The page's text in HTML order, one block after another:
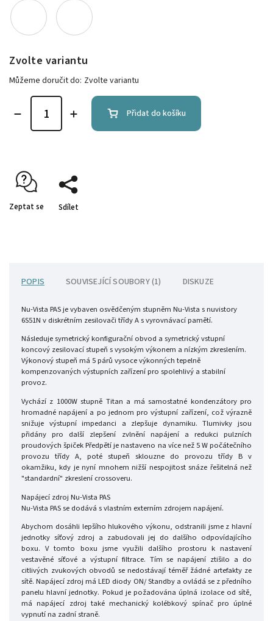
Zvolte variantu
Můžeme doručit do: Zvolte variantu
Přidat do košíku
Zeptat se Sdílet
POPIS SOUVISEJÍCÍ SOUBORY (1) DISKUZE
Nu-Vista PAS je vybaven osvědčeným stupněm Nu-Vista s nuvistory
6S51N v diskrétním zesilovači třídy A s vyrovnávací pamětí.
Následuje symetrický konfigurační obvod a symetrický vstupní
koncový zesilovací stupeň s vysokým výkonem a nízkým zkreslením.
Výkonový stupeň má 5 párů vysoce výkonných tepelně
kompenzovaných výstupních zařízení pro spolehlivý a stabilní
provoz.
Vychází z 1000W stupně Titan a má samostatné kondenzátory pro
hromadné napájení a po jednom pro výstupní zařízení, což výrazně
snižuje výstupní impedanci a zlepšuje dynamiku. Tlumivky jsou
přidány pro další zlepšení zvlnění napájení a redukci pulzních
proudových špiček Předpětí je nastaveno na více než 5 W počátečního
provozu třídy A, poté stupeň sklouzne do provozu třídy B v
okamžiku, kdy je nyní mnohem nižší nespojitost snáze řešitelná než
"standardní" zkreslení crossoveru.
Napájecí zdroj Nu-Vista PAS
Nu-Vista PAS se dodává s vlastním externím zdrojem napájení.
Abychom dosáhli lepšího hlukového výkonu, odstranili jsme z hlavní
jednotky síťový zdroj a zabudovali jej do dalšího odpovídajícího
boxu. V tomto boxu jsme využili dalšího prostoru k nastavení
vestavěné síťové a výstupní filtrace. Tím se napájení ztišilo a do
citlivých zvukových obvodů se nedostávají téměř žádné artefakty ze
sítě. Napájecí zdroj má LED diody ON/ Standby a ovládá se z předního
panelu hlavní jednotky. Pokud je požadována úplná izolace od sítě,
má napájecí zdroj také mechanický kolébkový spínač pro úplné
vypnutí na zadní straně.